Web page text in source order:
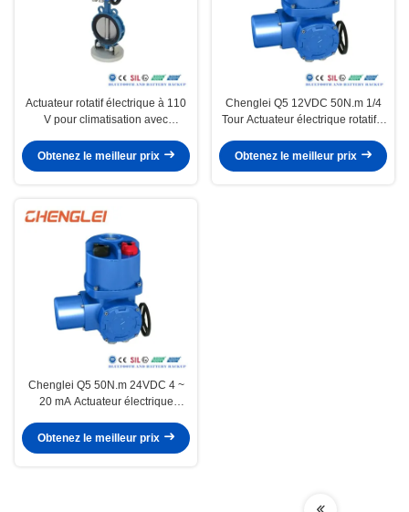
Actuateur rotatif électrique à 110
V pour climatisation avec
Obtenez le meilleur prix
Chenglei Q5 12VDC 50N.m 1/4
Tour Actuateur électrique rotatif à
soupape/amortisseur/HVAC
Obtenez le meilleur prix
Chenglei Q5 50N.m 24VDC 4 ~
20 mA Actuateur électrique
connexion de tour et de bride
partielle
Obtenez le meilleur prix